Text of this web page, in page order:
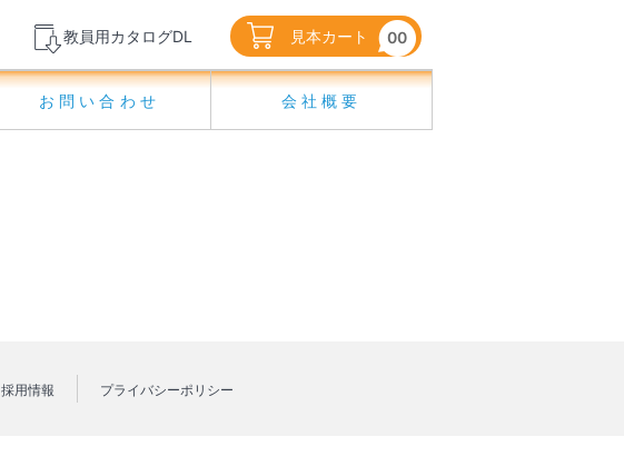
教員用カタログDL 見本カート 00
お問い合わせ 会社概要
採用情報 プライバシーポリシー